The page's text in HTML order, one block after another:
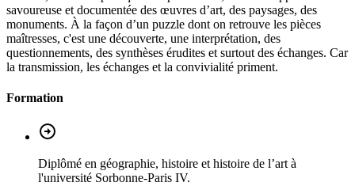
savoureuse et documentée des œuvres d’art, des paysages, des
monuments. À la façon d’un puzzle dont on retrouve les pièces
maîtresses, c'est une découverte, une interprétation, des
questionnements, des synthèses érudites et surtout des échanges. Car
la transmission, les échanges et la convivialité priment.
Formation
Diplômé en géographie, histoire et histoire de l’art à
l'université Sorbonne-Paris IV.